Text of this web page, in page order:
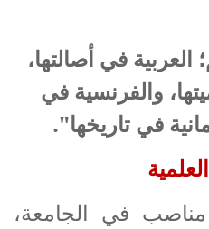
العربية في أصالتها،
والفرنسية في
في تاريخها".
في الجامعة،